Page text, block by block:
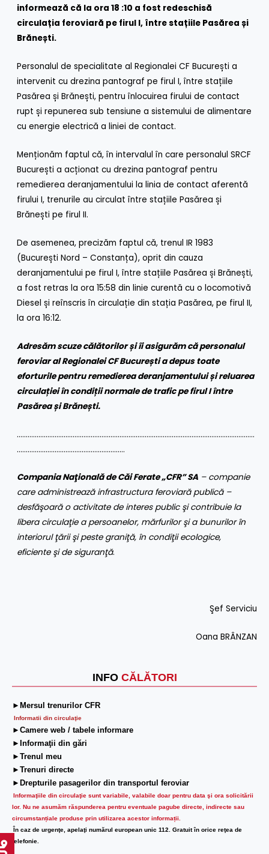
INFO CĂLĂTORI
►Mersul trenurilor CFR
Informatii din circulaţie
►Camere web / tabele informare
►Informaţii din gări
►Trenul meu
►Trenuri directe
►Drepturile pasagerilor din transportul feroviar
Informaţiile din circulaţie sunt variabile, valabile doar pentru data şi ora solicitării
lor. Nu ne asumăm răspunderea pentru eventuale pagube directe, indirecte sau
circumstanțiale produse prin utilizarea acestor informații.
În caz de urgenţe, apelaţi numărul european unic 112. Gratuit în orice reţea de
telefonie.
informează că la ora 18 :10 a fost redeschisă
circulația feroviară pe firul I, între stațiile Pasărea și
Brănești.
Personalul de specialitate al Regionalei CF București a
intervenit cu drezina pantograf pe firul I, între stațiile
Pasărea și Brănești, pentru înlocuirea firului de contact
rupt și repunerea sub tensiune a sistemului de alimentare
cu energie electrică a liniei de contact.
Menționăm faptul că, în intervalul în care personalul SRCF
București a acționat cu drezina pantograf pentru
remedierea deranjamentului la linia de contact aferentă
firului I, trenurile au circulat între stațiile Pasărea și
Brănești pe firul II.
De asemenea, precizăm faptul că, trenul IR 1983
(București Nord – Constanța), oprit din cauza
deranjamentului pe firul I, între stațiile Pasărea și Brănești,
a fost retras la ora 15:58 din linie curentă cu o locomotivă
Diesel și reînscris în circulație din stația Pasărea, pe firul II,
la ora 16:12.
Adresăm scuze călătorilor și îi asigurăm că personalul
feroviar al Regionalei CF București a depus toate
eforturile pentru remedierea deranjamentului și reluarea
circulației în condiții normale de trafic pe firul I între
Pasărea și Brănești.
……………………………………………………………………………………………………………………
……………………………………………………
Compania Naţională de Căi Ferate „CFR” SA – companie
care administrează infrastructura feroviară publică –
desfăşoară o activitate de interes public şi contribuie la
libera circulaţie a persoanelor, mărfurilor şi a bunurilor în
interiorul ţării şi peste graniţă, în condiţii ecologice,
eficiente şi de siguranţă.
Şef Serviciu
Oana BRÂNZAN